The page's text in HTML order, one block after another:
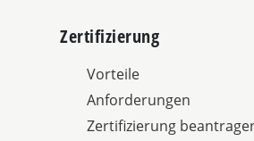
Zertifizierung
Vorteile
Anforderungen
Zertifizierung